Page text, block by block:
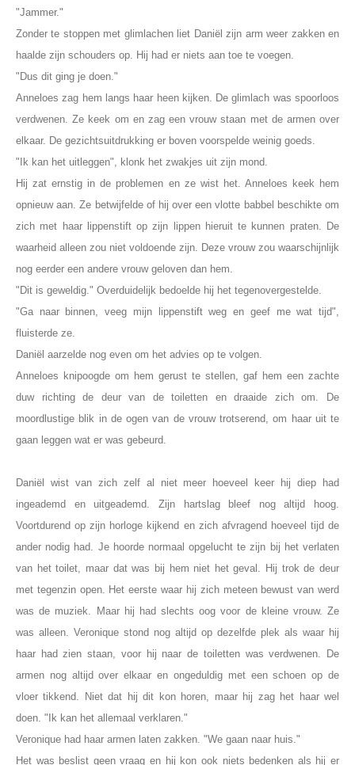
"Jammer."
Zonder te stoppen met glimlachen liet Daniël zijn arm weer zakken en
haalde zijn schouders op. Hij had er niets aan toe te voegen.
"Dus dit ging je doen."
Anneloes zag hem langs haar heen kijken. De glimlach was spoorloos
verdwenen. Ze keek om en zag een vrouw staan met de armen over
elkaar. De gezichtsuitdrukking er boven voorspelde weinig goeds.
"Ik kan het uitleggen", klonk het zwakjes uit zijn mond.
Hij zat ernstig in de problemen en ze wist het. Anneloes keek hem
opnieuw aan. Ze betwijfelde of hij over een vlotte babbel beschikte om
zich met haar lippenstift op zijn lippen hieruit te kunnen praten. De
waarheid alleen zou niet voldoende zijn. Deze vrouw zou waarschijnlijk
nog eerder een andere vrouw geloven dan hem.
"Dit is geweldig." Overduidelijk bedoelde hij het tegenovergestelde.
"Ga naar binnen, veeg mijn lippenstift weg en geef me wat tijd",
fluisterde ze.
Daniël aarzelde nog even om het advies op te volgen.
Anneloes knipoogde om hem gerust te stellen, gaf hem een zachte
duw richting de deur van de toiletten en draaide zich om. De
moordlustige blik in de ogen van de vrouw trotserend, om haar uit te
gaan leggen wat er was gebeurd.
Daniël wist van zich zelf al niet meer hoeveel keer hij diep had
ingeademd en uitgeademd. Zijn hartslag bleef nog altijd hoog.
Voortdurend op zijn horloge kijkend en zich afvragend hoeveel tijd de
ander nodig had. Je hoorde normaal opgelucht te zijn bij het verlaten
van het toilet, maar dat was bij hem niet het geval. Hij trok de deur
met tegenzin open. Het eerste waar hij zich meteen bewust van werd
was de muziek. Maar hij had slechts oog voor de kleine vrouw. Ze
was alleen. Veronique stond nog altijd op dezelfde plek als waar hij
haar had zien staan, voor hij naar de toiletten was verdwenen. De
armen nog altijd over elkaar en ongeduldig met een schoen op de
vloer tikkend. Niet dat hij dit kon horen, maar hij zag het haar wel
doen. "Ik kan het allemaal verklaren."
Veronique had haar armen laten zakken. "We gaan naar huis."
Het was beslist geen vraag en hij kon ook niets bedenken als hij er